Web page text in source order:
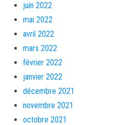
juin 2022
mai 2022
avril 2022
mars 2022
février 2022
janvier 2022
décembre 2021
novembre 2021
octobre 2021